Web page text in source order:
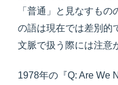
「普通」と見なすも
の語は現在では差別的
文脈で扱う際には注意
1978年の『Q: Are We